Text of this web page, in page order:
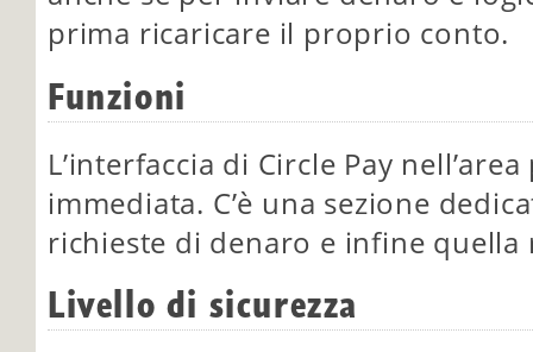
prima ricaricare il proprio conto.
Funzioni
L’interfaccia di Circle Pay
immediata. C’è una sezione
richieste di denaro e infine quella
Livello di sicurezza